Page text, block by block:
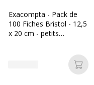
Quantité incluse
Caractéristiques
Exacompta - Pack de
100 Fiches Bristol - 12,5
x 20 cm - petits